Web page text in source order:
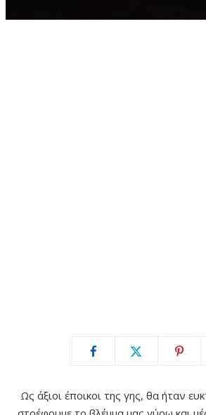
Ως άξιοι έποικοι της γης, θα ήταν